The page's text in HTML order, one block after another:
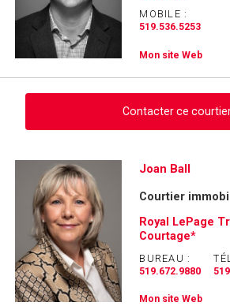
MOBILE :
519.536.5253
Mon site Web
Contacter ce
Demander des infos sur cette
Prénom
Nom
Courriel
Téléphone
(Optionnel)
Joan Ball
Courtier
Royal LePage
Courtage*
BUREAU :
519.672.9880
Mon site Web